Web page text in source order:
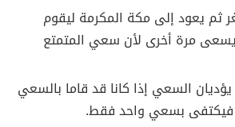
ثم يعود إلى مكة المكرمة ليقوم
مرة أخرى لأن سعي المتمتع
يؤديان السعي إذا كانا قد قاما بالسعي
بسعي واحد فقط.